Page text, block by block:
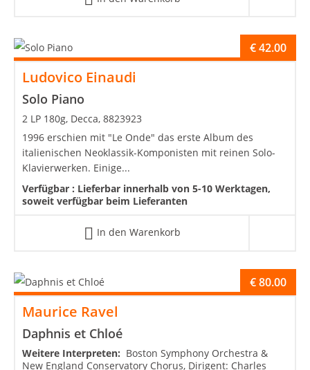
Ludovico Einaudi
Solo Piano
€42.00
2 LP 180g, Decca, 8823923
1996 erschien mit "Le Onde" das erste Album des
italienischen Neoklassik-Komponisten mit reinen Solo-
Klavierwerken. Einige...
Verfügbar : Lieferbar innerhalb von 5-10 Werktagen,
soweit verfügbar beim Lieferanten
In den Warenkorb
Maurice Ravel
Daphnis et Chloé
€80.00
Weitere Interpreten: Boston Symphony Orchestra &
New England Conservatory Chorus, Dirigent: Charles